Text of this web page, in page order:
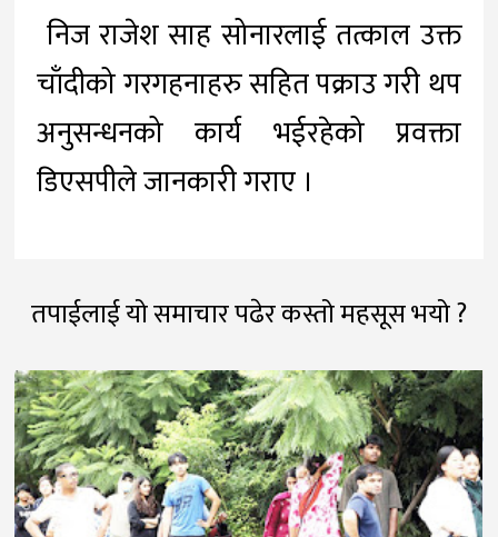
निज राजेश साह सोनारलाई तत्काल उक्त
चाँदीको गरगहनाहरु सहित पक्राउ गरी थप
अनुसन्धनको कार्य भईरहेको प्रवक्ता
डिएसपीले जानकारी गराए ।
तपाईलाई यो समाचार पढेर कस्तो महसूस भयो ?